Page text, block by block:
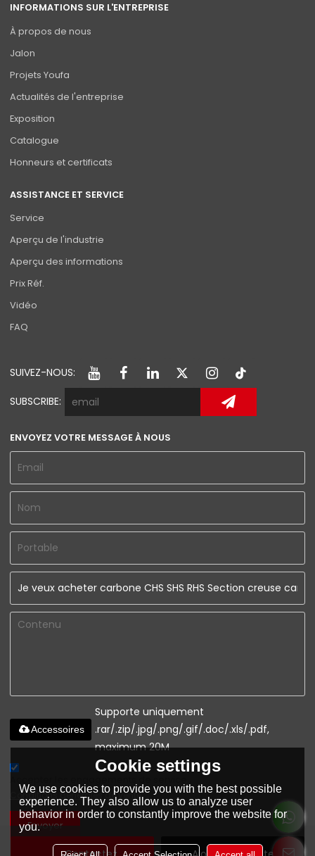
INFORMATIONS SUR L'ENTREPRISE
À propos de nous
Jalon
Projets Youfa
Actualités de l'entreprise
Exposition
Catalogue
Honneurs et certificats
ASSISTANCE ET SERVICE
Service
Aperçu de l'industrie
Aperçu des informations
Prix Réf.
Vidéo
FAQ
SUIVEZ-NOUS:
SUBSCRIBE:
ENVOYEZ VOTRE MESSAGE À NOUS
Supporte uniquement
.rar/.zip/.jpg/.png/.gif/.doc/.xls/.pdf,
maximum 20M
Accessoires
Conditions générales de vente
Envoyer
Cookie settings
We use cookies to provide you with the best possible
experience. They also allow us to analyze user
behavior in order to constantly improve the website for
you.